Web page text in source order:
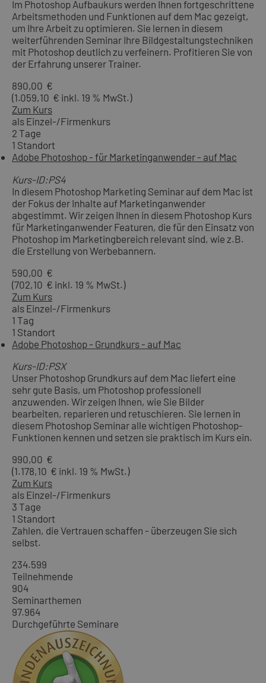
Im Photoshop Aufbaukurs werden Ihnen fortgeschrittene
Arbeitsmethoden und Funktionen auf dem Mac gezeigt,
um Ihre Arbeit zu optimieren. Sie lernen in diesem
weiterführenden Seminar Ihre Bildgestaltungstechniken
mit Photoshop deutlich zu verfeinern. Profitieren Sie von
der Erfahrung unserer Trainer.
890,00 €
(1.059,10 € inkl. 19 % MwSt.)
Zum Kurs
als Einzel-/Firmenkurs
2 Tage
1 Standort
Adobe Photoshop - für Marketinganwender - auf Mac
Kurs-ID:PS4
In diesem Photoshop Marketing Seminar auf dem Mac ist
der Fokus der Inhalte auf Marketinganwender
abgestimmt. Wir zeigen Ihnen in diesem Photoshop Kurs
für Marketinganwender Featuren, die für den Einsatz von
Photoshop im Marketingbereich relevant sind, wie z.B.
die Erstellung von Werbebannern.
590,00 €
(702,10 € inkl. 19 % MwSt.)
Zum Kurs
als Einzel-/Firmenkurs
1 Tag
1 Standort
Adobe Photoshop - Grundkurs - auf Mac
Kurs-ID:PSX
Unser Photoshop Grundkurs auf dem Mac liefert eine
sehr gute Basis, um Photoshop professionell
anzuwenden. Wir zeigen Ihnen, wie Sie Bilder
bearbeiten, reparieren und retuschieren. Sie lernen in
diesem Photoshop Seminar alle wichtigen Photoshop-
Funktionen kennen und setzen sie praktisch im Kurs ein.
990,00 €
(1.178,10 € inkl. 19 % MwSt.)
Zum Kurs
als Einzel-/Firmenkurs
3 Tage
1 Standort
Zahlen, die Vertrauen schaffen - überzeugen Sie sich
selbst.
234.599
Teilnehmende
904
Seminarthemen
97.964
Durchgeführte Seminare